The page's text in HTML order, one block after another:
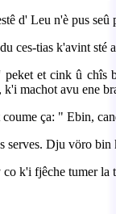
d' Leu n'è pus
ces-tias k'avint
et cink û
machot avu ene
ça: " Ebin,
Dju vöro bin
k'i fjêche tumer